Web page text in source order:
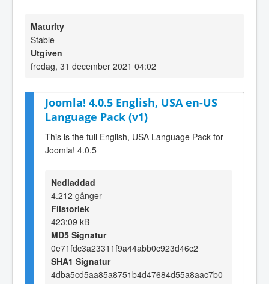
Maturity
Stable
Utgiven
fredag, 31 december 2021 04:02
Joomla! 4.0.5 English, USA en-US
Language Pack (v1)
This is the full English, USA Language Pack for
Joomla! 4.0.5
Nedladdad
4.212 gånger
Filstorlek
423:09 kB
MD5 Signatur
0e71fdc3a23311f9a44abb0c923d46c2
SHA1 Signatur
4dba5cd5aa85a8751b4d47684d55a8aac7b0